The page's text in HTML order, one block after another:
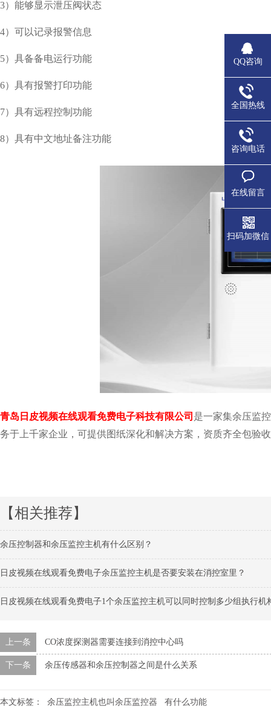
3）能够显示泄压阀状态
4）可以记录报警信息
5）具备备电运行功能
6）具有报警打印功能
7）具有远程控制功能
8）具有中文地址备注功能
青岛日皮视频在线观看免费电子科技有限公司 是一家集余压监控
务于上千家企业，可提供图纸深化和解决方案，资质齐全包验收
【相关推荐】
余压控制器和余压监控主机有什么区别？
日皮视频在线观看免费电子余压监控主机是否要安装在消控室里？
日皮视频在线观看免费电子1个余压监控主机可以同时控制多少组执行机
上一条 CO浓度探测器需要连接到消控中心吗
下一条 余压传感器和余压控制器之间是什么关系
本文标签： 余压监控主机也叫余压监控器 有什么功能
QQ咨询
全国热线
咨询电话
在线留言
扫码加微信